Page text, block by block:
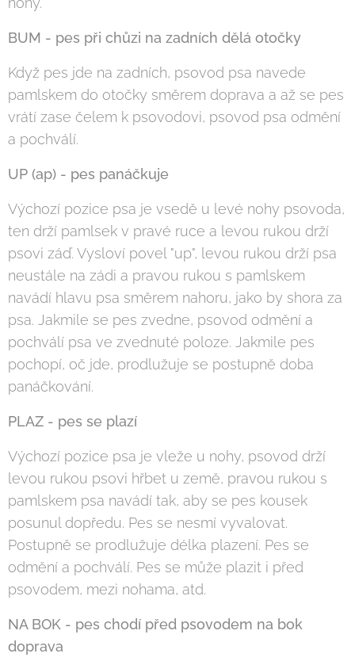
BUM - pes při chůzi na zadních dělá otočky
Když pes jde na zadních, psovod psa navede
pamlskem do otočky směrem doprava a až se pes
vrátí zase čelem k psovodovi, psovod psa odmění
a pochválí.
UP (ap) - pes panáčkuje
Výchozí pozice psa je vsedě u levé nohy psovoda,
ten drží pamlsek v pravé ruce a levou rukou drží
psovi záď. Vysloví povel "up", levou rukou drží psa
neustále na zádi a pravou rukou s pamlskem
navádí hlavu psa směrem nahoru, jako by shora za
psa. Jakmile se pes zvedne, psovod odmění a
pochválí psa ve zvednuté poloze. Jakmile pes
pochopí, oč jde, prodlužuje se postupně doba
panáčkování.
PLAZ - pes se plazí
Výchozí pozice psa je vleže u nohy, psovod drží
levou rukou psovi hřbet u země, pravou rukou s
pamlskem psa navádí tak, aby se pes kousek
posunul dopředu. Pes se nesmí vyvalovat.
Postupně se prodlužuje délka plazení. Pes se
odmění a pochválí. Pes se může plazit i před
psovodem, mezi nohama, atd.
NA BOK - pes chodí před psovodem na bok
doprava